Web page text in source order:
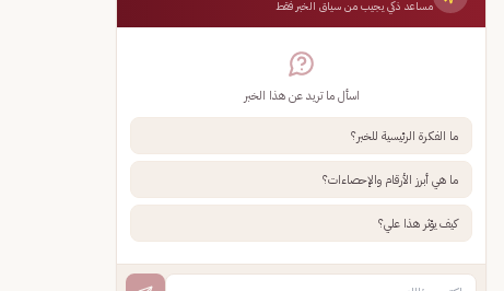
مساعد ذكي يجيب من سياق الخبر فقط
اسأل ما تريد عن هذا الخبر
ما الفكرة الرئيسية للخبر؟
ما هي أبرز الأرقام والإحصاءات؟
كيف يؤثر هذا علي؟